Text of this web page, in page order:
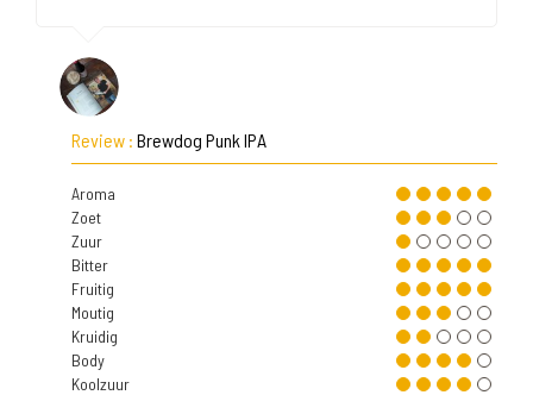
Review : Brewdog Punk IPA
Aroma
Zoet
Zuur
Bitter
Fruitig
Moutig
Kruidig
Body
Koolzuur